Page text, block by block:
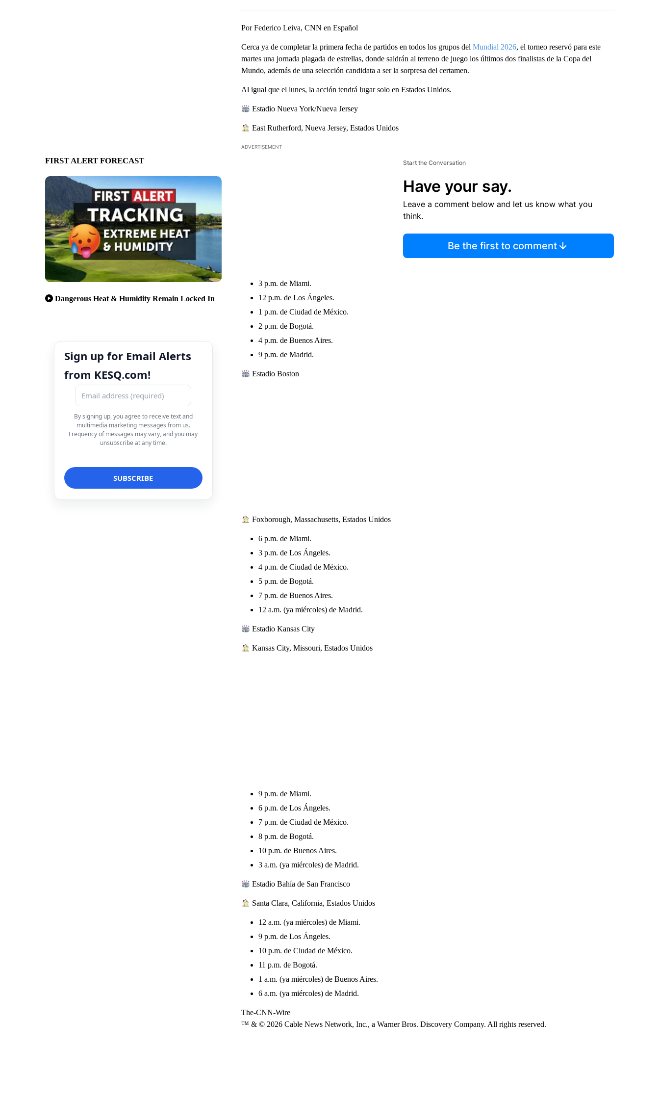
FIRST ALERT FORECAST
Dangerous Heat & Humidity Remain Locked In
Sign up for Email Alerts
from KESQ.com!
By signing up, you agree to receive text and
multimedia marketing messages from us.
Frequency of messages may vary, and you may
unsubscribe at any time.
Por Federico Leiva, CNN en Español
Cerca ya de completar la primera fecha de partidos en todos los grupos del Mundial 2026, el torneo reservó para este
martes una jornada plagada de estrellas, donde saldrán al terreno de juego los últimos dos finalistas de la Copa del
Mundo, además de una selección candidata a ser la sorpresa del certamen.
Al igual que el lunes, la acción tendrá lugar solo en Estados Unidos.
Estadio Nueva York/Nueva Jersey
East Rutherford, Nueva Jersey, Estados Unidos
ADVERTISEMENT
Start the Conversation
Have your say.
Leave a comment below and let us know what you
think.
Be the first to comment
3 p.m. de Miami.
12 p.m. de Los Ángeles.
1 p.m. de Ciudad de México.
2 p.m. de Bogotá.
4 p.m. de Buenos Aires.
9 p.m. de Madrid.
Estadio Boston
Foxborough, Massachusetts, Estados Unidos
6 p.m. de Miami.
3 p.m. de Los Ángeles.
4 p.m. de Ciudad de México.
5 p.m. de Bogotá.
7 p.m. de Buenos Aires.
12 a.m. (ya miércoles) de Madrid.
Estadio Kansas City
Kansas City, Missouri, Estados Unidos
9 p.m. de Miami.
6 p.m. de Los Ángeles.
7 p.m. de Ciudad de México.
8 p.m. de Bogotá.
10 p.m. de Buenos Aires.
3 a.m. (ya miércoles) de Madrid.
Estadio Bahía de San Francisco
Santa Clara, California, Estados Unidos
12 a.m. (ya miércoles) de Miami.
9 p.m. de Los Ángeles.
10 p.m. de Ciudad de México.
11 p.m. de Bogotá.
1 a.m. (ya miércoles) de Buenos Aires.
6 a.m. (ya miércoles) de Madrid.
The-CNN-Wire
™ & © 2026 Cable News Network, Inc., a Warner Bros. Discovery Company. All rights reserved.